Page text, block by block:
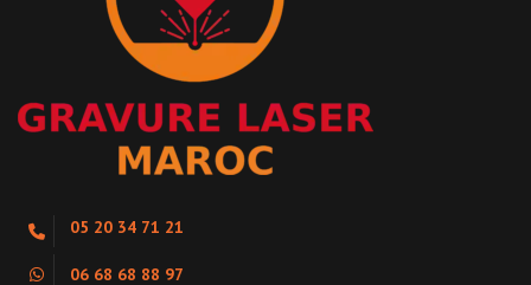
05 20 34 71 21
06 68 68 88 97